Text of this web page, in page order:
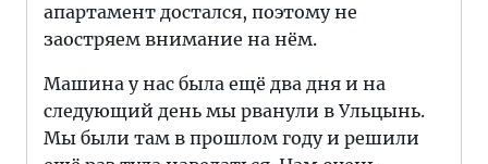
апартамент достался, поэтому не
заостряем внимание на нём.
Машина у нас была ещё два дня и на
следующий день мы рванули в Ульцынь.
Мы были там в прошлом году и решили